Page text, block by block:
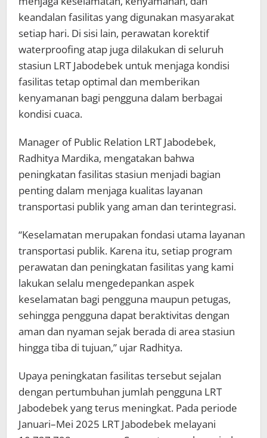
keandalan fasilitas yang digunakan masyarakat
setiap hari. Di sisi lain, perawatan korektif
waterproofing atap juga dilakukan di seluruh
stasiun LRT Jabodebek untuk menjaga kondisi
fasilitas tetap optimal dan memberikan
kenyamanan bagi pengguna dalam berbagai
kondisi cuaca.
Manager of Public Relation LRT Jabodebek,
Radhitya Mardika, mengatakan bahwa
peningkatan fasilitas stasiun menjadi bagian
penting dalam menjaga kualitas layanan
transportasi publik yang aman dan terintegrasi.
“Keselamatan merupakan fondasi utama layanan
transportasi publik. Karena itu, setiap program
perawatan dan peningkatan fasilitas yang kami
lakukan selalu mengedepankan aspek
keselamatan bagi pengguna maupun petugas,
sehingga pengguna dapat beraktivitas dengan
aman dan nyaman sejak berada di area stasiun
hingga tiba di tujuan,” ujar Radhitya.
Upaya peningkatan fasilitas tersebut sejalan
dengan pertumbuhan jumlah pengguna LRT
Jabodebek yang terus meningkat. Pada periode
Januari–Mei 2025 LRT Jabodebek melayani